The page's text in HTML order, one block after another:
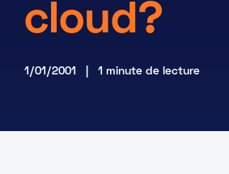
cloud?
1/01/2001 | 1 minute de lecture